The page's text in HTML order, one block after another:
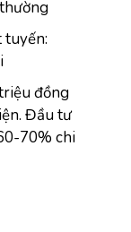
tuyến:
đồng
Đầu tư
70% chi